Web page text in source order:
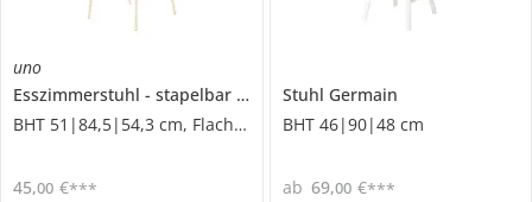
uno
Esszimmerstuhl
stapelbar
Fenya
BHT 51|84,5|54,3 cm, Flachgewebe
45,00 €***
Stuhl Germain
BHT 46|90|48 cm
ab 69,00 €***